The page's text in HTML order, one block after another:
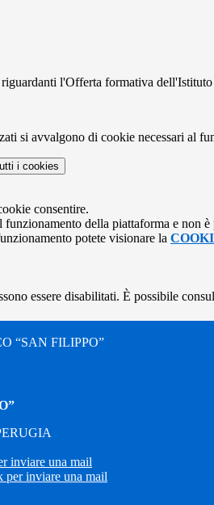
l'Offerta formativa
si avvalgono di cookie necessari al
i cookies
consentire.
della piattaforma e non
potete visionare la
essere disabilitati. È possibile
“SAN FILIPPO”
inviare una mail
per inviare una mail